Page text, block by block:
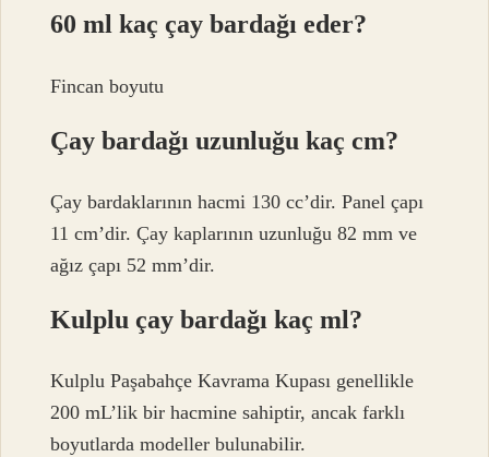
60 ml kaç çay bardağı eder?
Fincan boyutu
Çay bardağı uzunluğu kaç cm?
Çay bardaklarının hacmi 130 cc’dir. Panel çapı
11 cm’dir. Çay kaplarının uzunluğu 82 mm ve
ağız çapı 52 mm’dir.
Kulplu çay bardağı kaç ml?
Kulplu Paşabahçe Kavrama Kupası genellikle
200 mL’lik bir hacmine sahiptir, ancak farklı
boyutlarda modeller bulunabilir.